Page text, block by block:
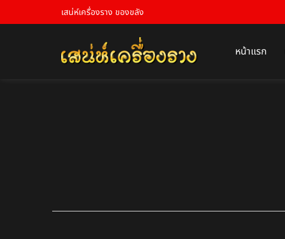
เสน่ห์เครื่องราง ของขลัง
หน้าแรก